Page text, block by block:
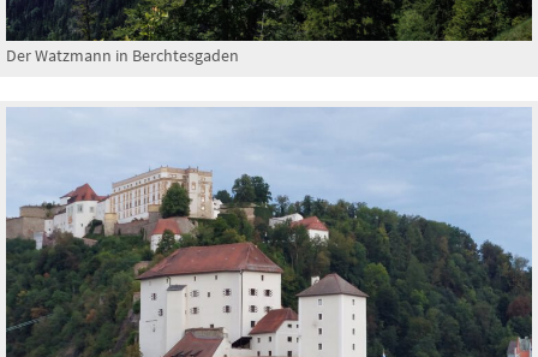
Der Watzmann in Berchtesgaden